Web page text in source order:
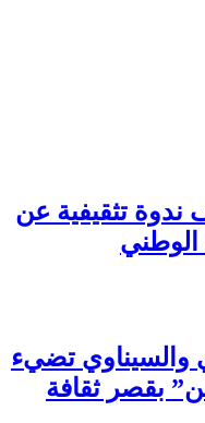
ندوة تثقيفية عن
الوطني
والسيناوي تضيء
بقصر ثقافة